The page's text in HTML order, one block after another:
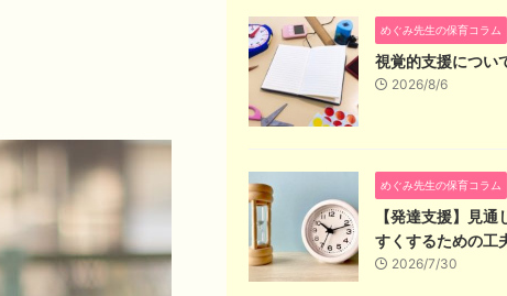
めぐみ先生の保育コラム
視覚的支援につい
2026/8/6
めぐみ先生の保育コラム
【発達支援】見通
すくするための工
2026/7/30